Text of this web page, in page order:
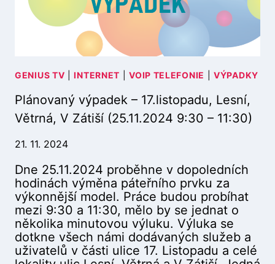
0
)
V
Ý
P
E
–
K
O
V
É
H
R
A
D
GENIUS TV |INTERNET |VOIP TELEFONIE |VÝPADKY
Plánovaný výpadek – 17.listopadu, Lesní,
Větrná, V Zátiší (25.11.2024 9:30 – 11:30)
21. 11. 2024
Dne 25.11.2024 proběhne v dopoledních
hodinách výměna páteřního prvku za
výkonnější model. Práce budou probíhat
mezi 9:30 a 11:30, mělo by se jednat o
několika minutovou výluku. Výluka se
dotkne všech námi dodávaných služeb a
uživatelů v části ulice 17. Listopadu a celé